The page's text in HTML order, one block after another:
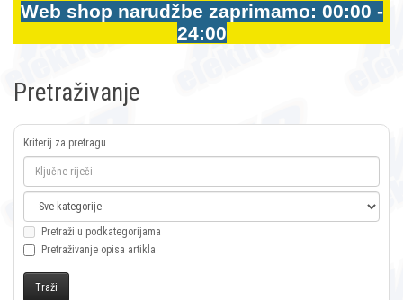
Web shop narudžbe zaprimamo: 00:00 -
24:00
Pretraživanje
Kriterij za pretragu
Pretraži u podkategorijama
Pretraživanje opisa artikla